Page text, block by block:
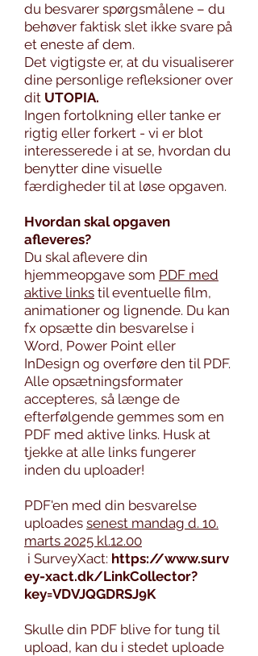
du besvarer spørgsmålene – du
behøver faktisk slet ikke svare på
et eneste af dem.
Det vigtigste er, at du visualiserer
dine personlige refleksioner over
dit UTOPIA.
Ingen fortolkning eller tanke er
rigtig eller forkert - vi er blot
interesserede i at se, hvordan du
benytter dine visuelle
færdigheder til at løse opgaven.
Hvordan skal opgaven
afleveres?
Du skal aflevere din
hjemmeopgave som PDF med
aktive links til eventuelle film,
animationer og lignende. Du kan
fx opsætte din besvarelse i
Word, Power Point eller
InDesign og overføre den til PDF.
Alle opsætningsformater
accepteres, så længe de
efterfølgende gemmes som en
PDF med aktive links. Husk at
tjekke at alle links fungerer
inden du uploader!
PDF'en med din besvarelse
uploades senest mandag d. 10.
marts 2025 kl.12.00
i SurveyXact: https://www.surv
ey-xact.dk/LinkCollector?
key=VDVJQGDRSJ9K
Skulle din PDF blive for tung til
upload, kan du i stedet uploade